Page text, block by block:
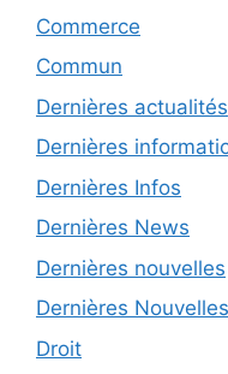
Commerce
Commun
Dernières actualités
Dernières
Dernières Infos
Dernières News
Dernières nouvelles
Dernières
Droit